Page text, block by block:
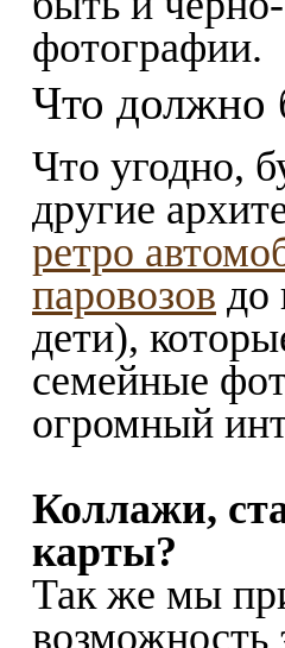
фотографии.
Что должно
Что угодно,
другие
ретро
паровозов до
дети),
семейные
огромный
Коллажи,
карты?
Так же мы
возможность